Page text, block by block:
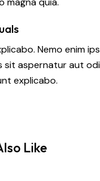
Nemo enim
sit aspernatur aut
explicabo.
Like